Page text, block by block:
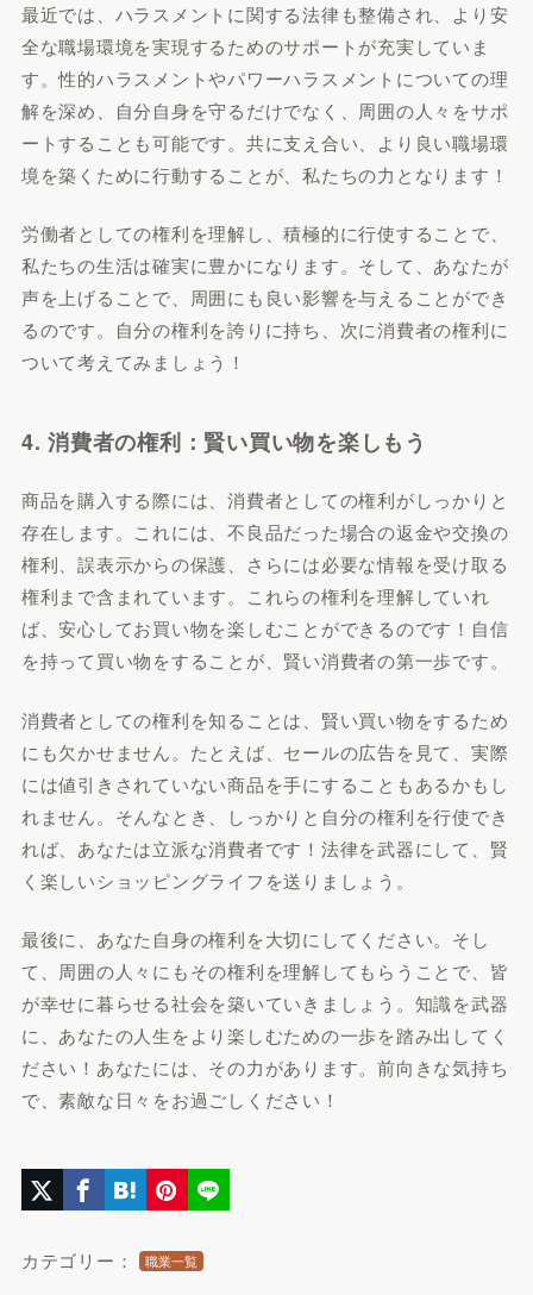
最近では、ハラスメントに関する法律も整備され、より安
全な職場環境を実現するためのサポートが充実していま
す。性的ハラスメントやパワーハラスメントについての理
解を深め、自分自身を守るだけでなく、周囲の人々をサポ
ートすることも可能です。共に支え合い、より良い職場環
境を築くために行動することが、私たちの力となります！
労働者としての権利を理解し、積極的に行使することで、
私たちの生活は確実に豊かになります。そして、あなたが
声を上げることで、周囲にも良い影響を与えることができ
るのです。自分の権利を誇りに持ち、次に消費者の権利に
ついて考えてみましょう！
4. 消費者の権利：賢い買い物を楽しもう
商品を購入する際には、消費者としての権利がしっかりと
存在します。これには、不良品だった場合の返金や交換の
権利、誤表示からの保護、さらには必要な情報を受け取る
権利まで含まれています。これらの権利を理解していれ
ば、安心してお買い物を楽しむことができるのです！自信
を持って買い物をすることが、賢い消費者の第一歩です。
消費者としての権利を知ることは、賢い買い物をするため
にも欠かせません。たとえば、セールの広告を見て、実際
には値引きされていない商品を手にすることもあるかもし
れません。そんなとき、しっかりと自分の権利を行使でき
れば、あなたは立派な消費者です！法律を武器にして、賢
く楽しいショッピングライフを送りましょう。
最後に、あなた自身の権利を大切にしてください。そし
て、周囲の人々にもその権利を理解してもらうことで、皆
が幸せに暮らせる社会を築いていきましょう。知識を武器
に、あなたの人生をより楽しむための一歩を踏み出してく
ださい！あなたには、その力があります。前向きな気持ち
で、素敵な日々をお過ごしください！
カテゴリー： 職業一覧